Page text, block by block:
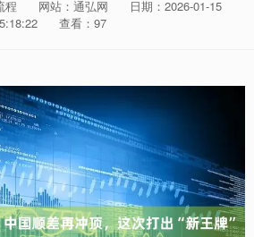
程 网站：通弘网
日期：2026-01-15
查看：97